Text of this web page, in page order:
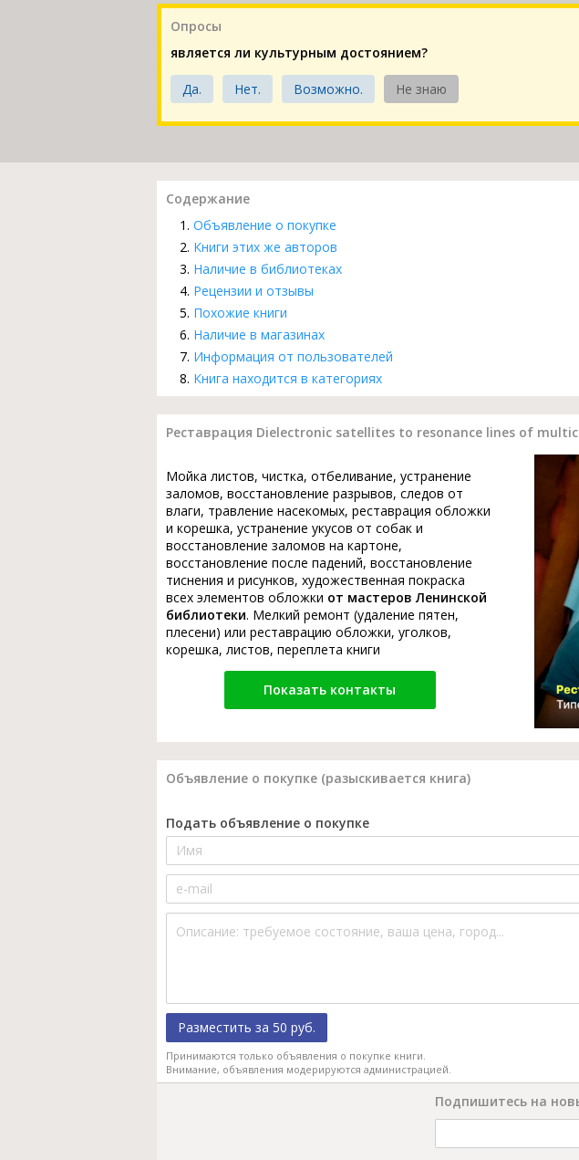
Опросы
является ли культурным достоянием?
Да. Нет. Возможно. Не знаю
Содержание
Объявление о покупке
Книги этих же авторов
Наличие в библиотеках
Рецензии и отзывы
Похожие книги
Наличие в магазинах
Информация от пользователей
Книга находится в категориях
Реставрация Dielectronic satellites to resonance lines of
Мойка листов, чистка, отбеливание, устранение
заломов, восстановление разрывов, следов от
влаги, травление насекомых, реставрация обложки
и корешка, устранение укусов от собак и
восстановление заломов на картоне,
восстановление после падений, восстановление
тиснения и рисунков, художественная покраска
всех элементов обложки от мастеров Ленинской
библиотеки. Мелкий ремонт (удаление пятен,
плесени) или реставрацию обложки, уголков,
корешка, листов, переплета книги
Показать контакты
Объявление о покупке (разыскивается книга)
Подать объявление о покупке
Разместить за 50 руб.
Принимаются только объявления о покупке книги.
Внимание, объявления модерируются администрацией.
Подпишитесь на